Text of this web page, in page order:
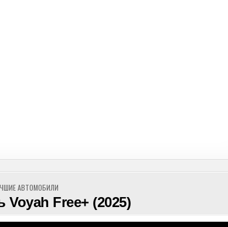
АВТОМОБИЛИ
Free+ (2025)